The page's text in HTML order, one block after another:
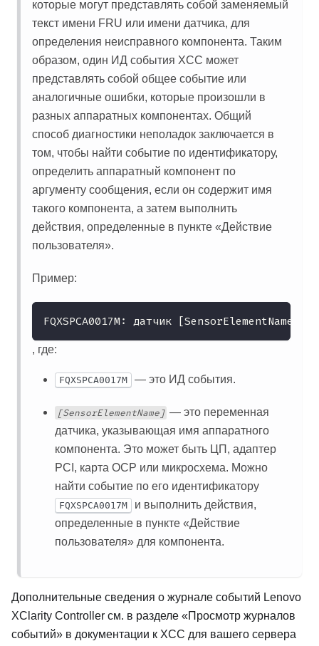
которые могут представлять собой заменяемый
текст имени FRU или имени датчика, для
определения неисправного компонента. Таким
образом, один ИД события XCC может
представлять собой общее событие или
аналогичные ошибки, которые произошли в
разных аппаратных компонентах. Общий
способ диагностики неполадок заключается в
том, чтобы найти событие по идентификатору,
определить аппаратный компонент по
аргументу сообщения, если он содержит имя
такого компонента, а затем выполнить
действия, определенные в пункте «Действие
пользователя».
Пример:
FQXSPCA0017M: датчик [SensorElementName]
, где:
FQXSPCA0017M — это ИД события.
[SensorElementName] — это переменная
датчика, указывающая имя аппаратного
компонента. Это может быть ЦП, адаптер
PCI, карта OCP или микросхема. Можно
найти событие по его идентификатору
FQXSPCA0017M
и выполнить действия,
определенные в пункте «Действие
пользователя» для компонента.
Дополнительные сведения о журнале событий Lenovo
XClarity Controller см. в разделе «Просмотр журналов
событий» в документации к XCC для вашего сервера